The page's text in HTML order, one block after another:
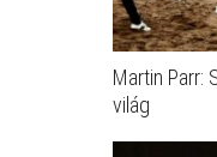
Martin Parr:
világ